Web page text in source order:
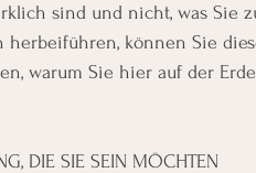
sind und nicht, was Sie
herbeiführen, können Sie
warum Sie hier auf der
DIE SIE SEIN MÖCHTEN